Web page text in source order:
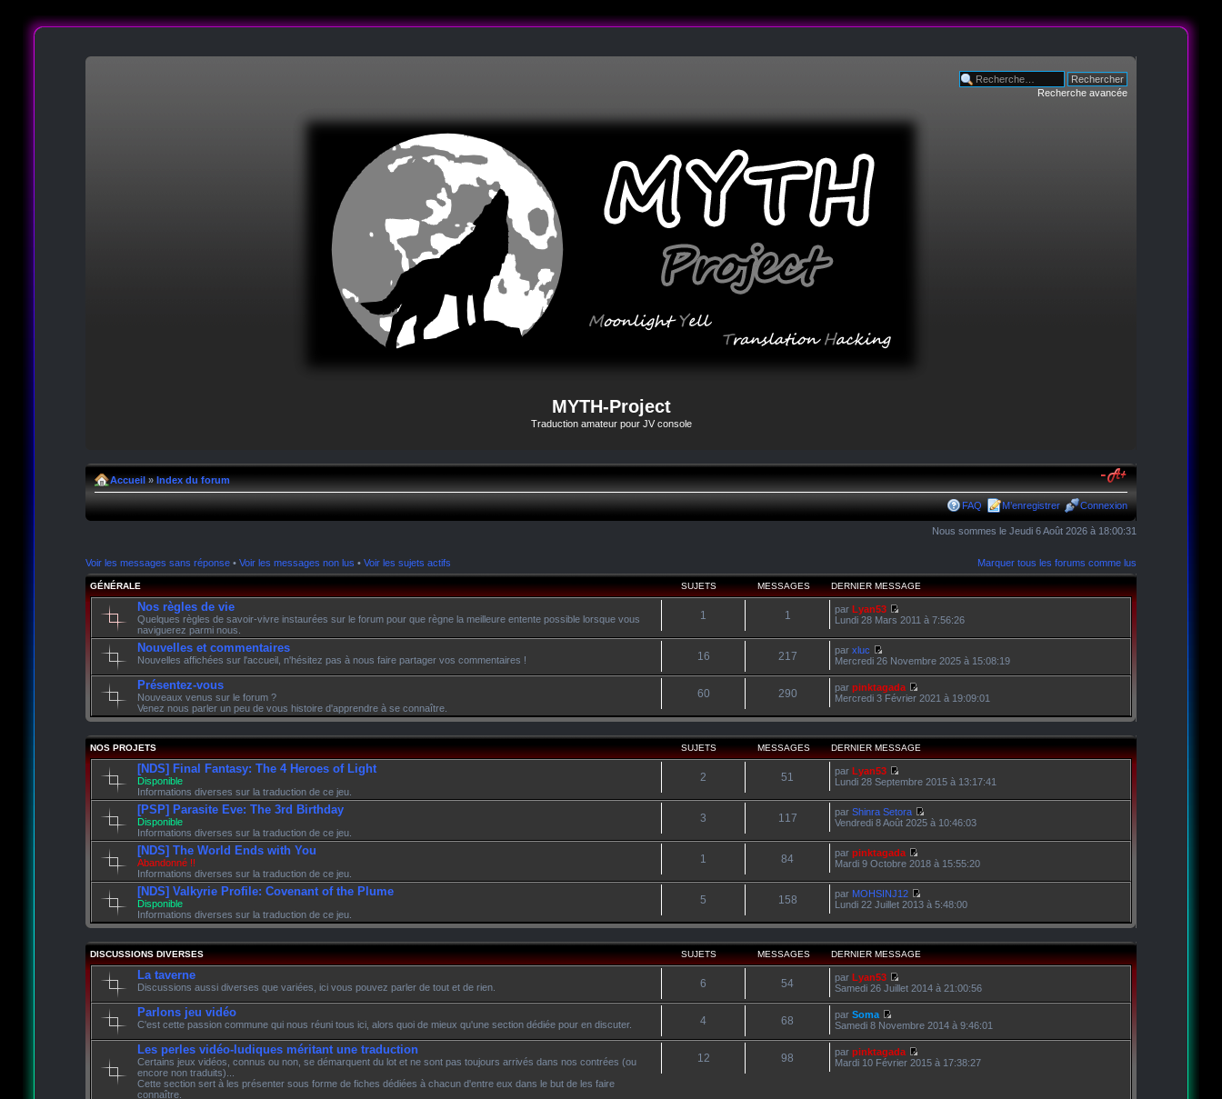
Recherche avancée
MYTH-Project
Traduction amateur pour JV console
Accueil» Index du forum
FAQ M’enregistrer Connexion
Nous sommes le Jeudi 6 Août 2026 à 18:00:31
Voir les messages sans réponse• Voir les messages non lus • Voir les sujets actifs Marquer tous les forums comme lus
GÉNÉRALE SUJETS MESSAGES DERNIER MESSAGE
Nos règles de vie
Quelques règles de savoir-vivre instaurées sur le forum pour que règne la meilleure entente possible lorsque vous
naviguerez parmi nous.
1 1 par Lyan53
Lundi 28 Mars 2011 à 7:56:26
Nouvelles et commentaires
Nouvelles affichées sur l'accueil, n'hésitez pas à nous faire partager vos commentaires ! 16 217 par xluc
Mercredi 26 Novembre 2025 à 15:08:19
Présentez-vous
Nouveaux venus sur le forum ?
Venez nous parler un peu de vous histoire d'apprendre à se connaître.
60 290 par pinktagada
Mercredi 3 Février 2021 à 19:09:01
NOS PROJETS SUJETS MESSAGES DERNIER MESSAGE
[NDS] Final Fantasy: The 4 Heroes of Light
Disponible
Informations diverses sur la traduction de ce jeu.
2 51 par Lyan53
Lundi 28 Septembre 2015 à 13:17:41
[PSP] Parasite Eve: The 3rd Birthday
Disponible
Informations diverses sur la traduction de ce jeu.
3 117 par Shinra Setora
Vendredi 8 Août 2025 à 10:46:03
[NDS] The World Ends with You
Abandonné !!
Informations diverses sur la traduction de ce jeu.
1 84 par pinktagada
Mardi 9 Octobre 2018 à 15:55:20
[NDS] Valkyrie Profile: Covenant of the Plume
Disponible
Informations diverses sur la traduction de ce jeu.
5 158 par MOHSINJ12
Lundi 22 Juillet 2013 à 5:48:00
DISCUSSIONS DIVERSES SUJETS MESSAGES DERNIER MESSAGE
La taverne
Discussions aussi diverses que variées, ici vous pouvez parler de tout et de rien. 6 54 par Lyan53
Samedi 26 Juillet 2014 à 21:00:56
Parlons jeu vidéo
C'est cette passion commune qui nous réuni tous ici, alors quoi de mieux qu'une section dédiée pour en discuter. 4 68 par Soma
Samedi 8 Novembre 2014 à 9:46:01
Les perles vidéo-ludiques méritant une traduction
Certains jeux vidéos, connus ou non, se démarquent du lot et ne sont pas toujours arrivés dans nos contrées (ou
encore non traduits)...
Cette section sert à les présenter sous forme de fiches dédiées à chacun d'entre eux dans le but de les faire
connaître.
12 98 par pinktagada
Mardi 10 Février 2015 à 17:38:27